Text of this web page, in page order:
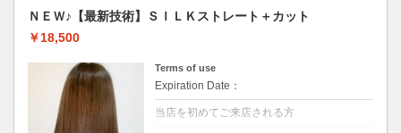
ＮＥＷ♪【最新技術】ＳＩＬＫストレート＋カット
￥18,500
Terms of use
Expiration Date：
当店を初めてご来店される方